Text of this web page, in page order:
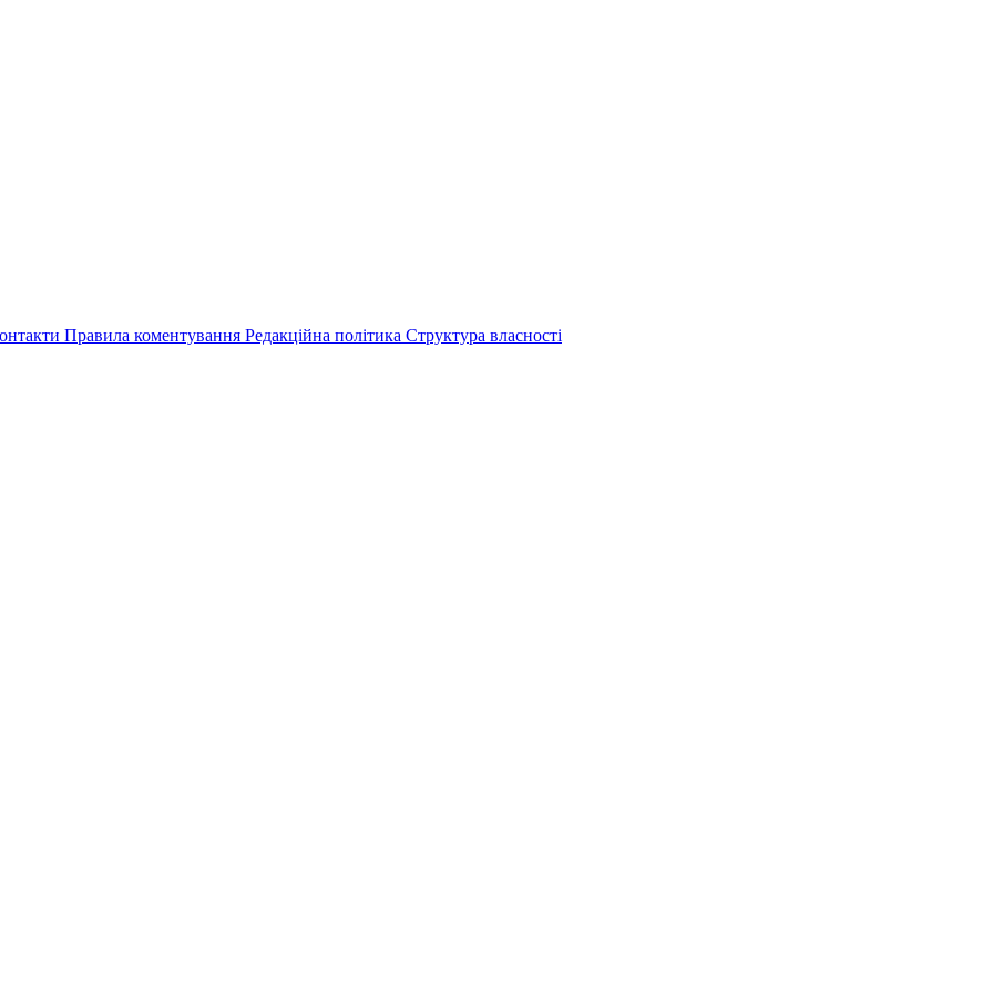
Правила коментування Редакційна політика Структура власності